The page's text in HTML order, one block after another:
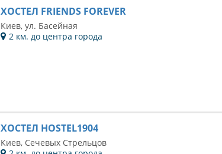
ХОСТЕЛ FRIENDS FOREVER
Киев, ул. Басейная
2 км. до центра города
ХОСТЕЛ HOSTEL1904
Киев, Сечевых Стрельцов